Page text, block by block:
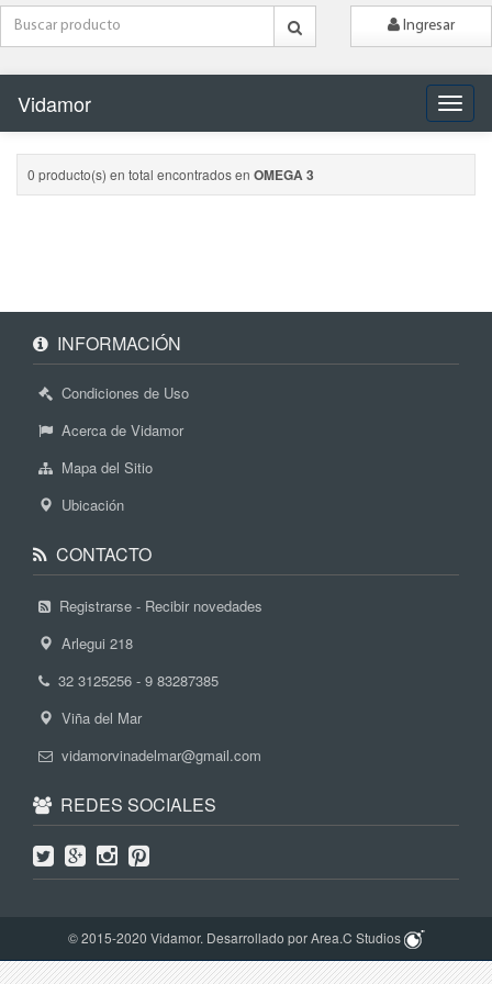
Ingresar
Vidamor
0 producto(s) en total encontrados en OMEGA 3
INFORMACIÓN
Condiciones de Uso
Acerca de Vidamor
Mapa del Sitio
Ubicación
CONTACTO
Registrarse - Recibir novedades
Arlegui 218
32 3125256 - 9 83287385
Viña del Mar
vidamorvinadelmar@gmail.com
REDES SOCIALES
© 2015-2020 Vidamor. Desarrollado por Area.C Studios